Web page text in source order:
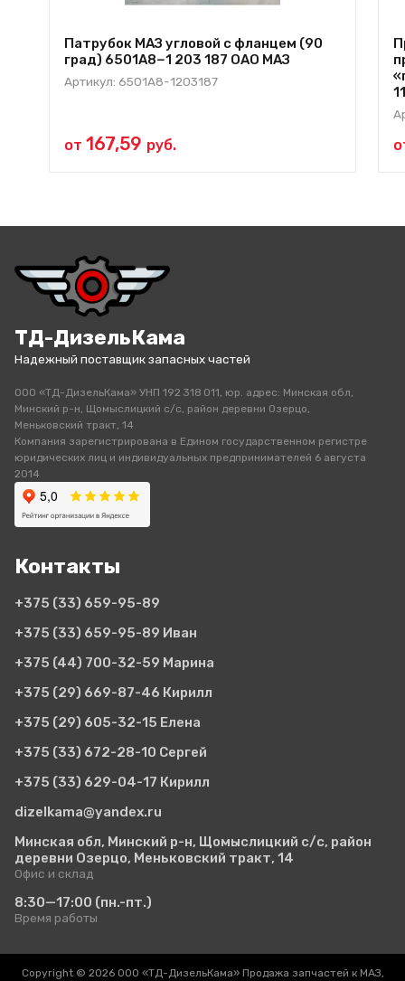
Патрубок МАЗ угловой с фланцем (90
град) 6501А8−1 203 187 ОАО МАЗ
Артикул: 6501А8-1203187
от 167,59 руб.
ТД-ДизельКама
Надежный поставщик запасных частей
ООО «ТД-ДизельКама» УНП 192 318 011, юр. адрес: Минская обл,
Минский р-н, Щомыслицкий с/с, район деревни Озерцо,
Меньковский тракт, 14
Компания зарегистрирована в Едином государственном регистре
юридических лиц и индивидуальных предпринимателей 6 августа
2014
Контакты
+375 (33) 659-95-89
+375 (33) 659-95-89 Иван
+375 (44) 700-32-59 Марина
+375 (29) 669-87-46 Кирилл
+375 (29) 605-32-15 Елена
+375 (33) 672-28-10 Сергей
+375 (33) 629-04-17 Кирилл
dizelkama@yandex.ru
Минская обл, Минский р-н, Щомыслицкий с/с, район
деревни Озерцо, Меньковский тракт, 14
Офис и склад
8:30—17:00 (пн.-пт.)
Время работы
Copyright © 2026 ООО «ТД-ДизельКама» Продажа запчастей к МАЗ,